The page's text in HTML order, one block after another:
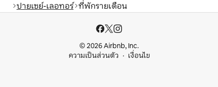
ปายเซย์-เลอทอร์ ที่พักรายเดือน
© 2026 Airbnb, Inc.
ความเป็นส่วนตัว
เงื่อนไข